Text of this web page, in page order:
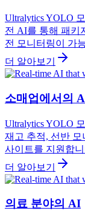
Ultralytics YOLO
전 AI를 통해 패키
전 모니터링이 가
더 알아보기
소매업에서의
Ultralytics YOLO
재고 추적, 선반
사이트를 지원합
더 알아보기
의료 분야의 AI